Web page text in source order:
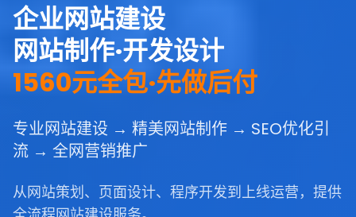
企业网站建设
网站制作·开发设计
1560元全包·先做后付
专业网站建设 → 精美网站制作 → SEO优化引
流 → 全网营销推广
从网站策划、页面设计、程序开发到上线运营，提供